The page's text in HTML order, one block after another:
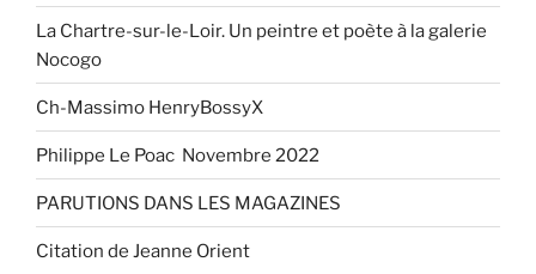
La Chartre-sur-le-Loir. Un peintre et poète à la galerie
Nocogo
Ch-Massimo HenryBossyX
Philippe Le Poac Novembre 2022
PARUTIONS DANS LES MAGAZINES
Citation de Jeanne Orient